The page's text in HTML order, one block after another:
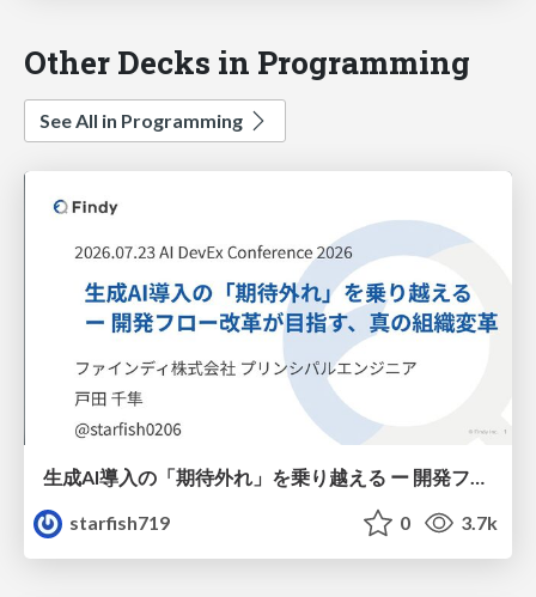
Other Decks in Programming
See All in Programming
生成AI導入の「期待外れ」を乗り越える ー 開発フロー改革が目指す、真の組織変革
starfish719
0 3.7k